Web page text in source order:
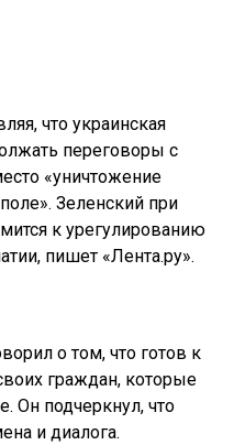
что украинская
переговоры с
«уничтожение
Зеленский при
к урегулированию
пишет «Лента.ру».
о том, что готов к
граждан, которые
Он подчеркнул, что
и диалога.